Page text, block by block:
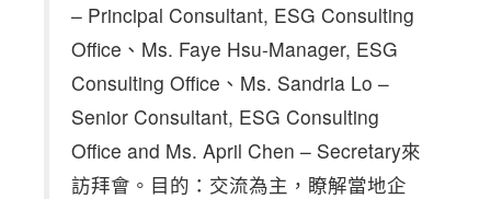
– Principal Consultant, ESG Consulting
Office、Ms. Faye Hsu-Manager, ESG
Consulting Office、Ms. Sandria Lo –
Senior Consultant, ESG Consulting
Office and Ms. April Chen – Secretary來
訪拜會。目的：交流為主，瞭解當地企